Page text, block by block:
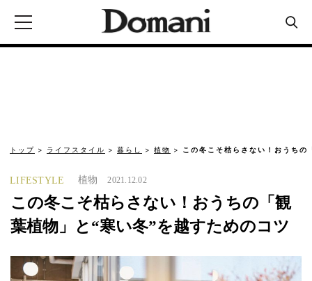
トップ ライフスタイル 暮らし 植物 この冬こそ枯らさない！おうち
LIFESTYLE 植物 2021.12.02
この冬こそ枯らさない！おうちの「観
葉植物」と“寒い冬”を越すためのコツ